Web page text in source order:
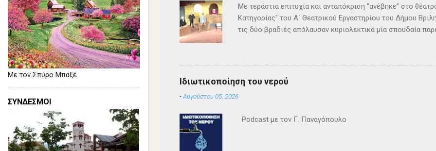
Με τεράστια επιτυχία και ανταπόκριση "ανέβηκε" στο
Κατηγορίας" του Α΄ Θεατρικού Εργαστηρίου του Δήμου
τις δύο βραδιές απόλαυσαν κυριολεκτικά μία σπουδαία
ανατροπές και ένα μοναδικό φινάλε που απαντά σε όλα
έργο και τους έμειναν ανεξίτηλα στη μνήμη τους.
σπουδαία σκηνοθεσία της Τώνιας Σταυροπούλου που επί
Θεατρικού Εργαστηρίου. Εξαιρετικές ερμηνείες
Θεοδόσης, Άννα Αλεξανδράκη, Γιάννης Καρτερός, Δήμητρα
Ιδιωτικοποίηση του νερού
-Αυγούστου 05, 2026
Podcast με τον Γ. Παναγόπουλο
Με τον Σπύρο Μπαξέ
ΣΥΝΔΕΣΜΟΙ